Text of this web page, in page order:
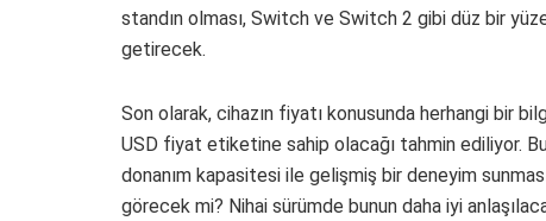
standın olması, Switch ve Switch 2 gibi düz bir
getirecek.
Son olarak, cihazın fiyatı konusunda herhangi bir
USD fiyat etiketine sahip olacağı tahmin ediliyor.
donanım kapasitesi ile gelişmiş bir deneyim
görecek mi? Nihai sürümde bunun daha iyi